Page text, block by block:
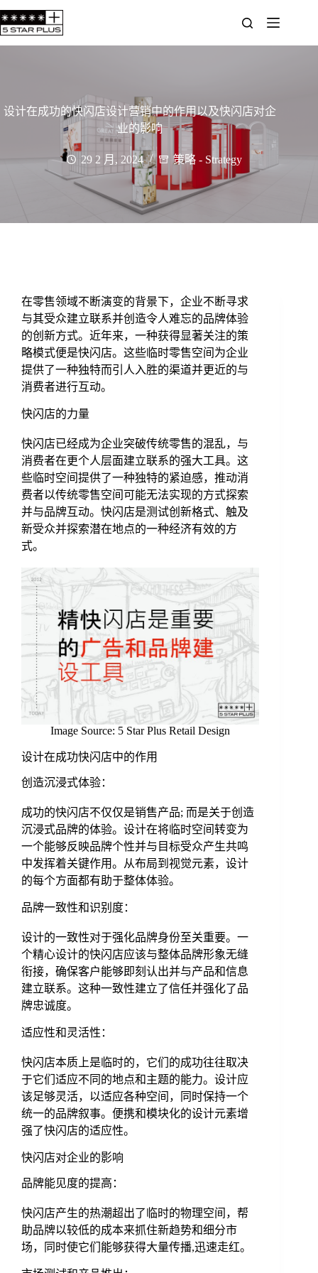
设计在成功的快闪店设计营销中的作用以及快闪店对企
业的影响
29 2 月, 2024 策略 - Strategy
在零售领域不断演变的背景下，企业不断寻求
与其受众建立联系并创造令人难忘的品牌体验
的创新方式。近年来，一种获得显著关注的策
略模式便是快闪店。这些临时零售空间为企业
提供了一种独特而引人入胜的渠道并更近的与
消费者进行互动。
快闪店的力量
快闪店已经成为企业突破传统零售的混乱，与
消费者在更个人层面建立联系的强大工具。这
些临时空间提供了一种独特的紧迫感，推动消
费者以传统零售空间可能无法实现的方式探索
并与品牌互动。快闪店是测试创新格式、触及
新受众并探索潜在地点的一种经济有效的方
式。
Image Source: 5 Star Plus Retail Design
设计在成功快闪店中的作用
创造沉浸式体验：
成功的快闪店不仅仅是销售产品; 而是关于创造
沉浸式品牌的体验。设计在将临时空间转变为
一个能够反映品牌个性并与目标受众产生共鸣
中发挥着关键作用。从布局到视觉元素，设计
的每个方面都有助于整体体验。
品牌一致性和识别度：
设计的一致性对于强化品牌身份至关重要。一
个精心设计的快闪店应该与整体品牌形象无缝
衔接，确保客户能够即刻认出并与产品和信息
建立联系。这种一致性建立了信任并强化了品
牌忠诚度。
适应性和灵活性：
快闪店本质上是临时的，它们的成功往往取决
于它们适应不同的地点和主题的能力。设计应
该足够灵活，以适应各种空间，同时保持一个
统一的品牌叙事。便携和模块化的设计元素增
强了快闪店的适应性。
快闪店对企业的影响
品牌能见度的提高：
快闪店产生的热潮超出了临时的物理空间，帮
助品牌以较低的成本来抓住新趋势和细分市
场，同时使它们能够获得大量传播,迅速走红。